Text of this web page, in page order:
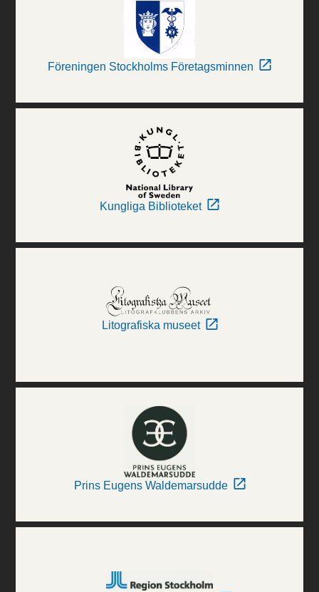
Föreningen Stockholms Företagsminnen
Kungliga Biblioteket
Litografiska museet
Prins Eugens Waldemarsudde